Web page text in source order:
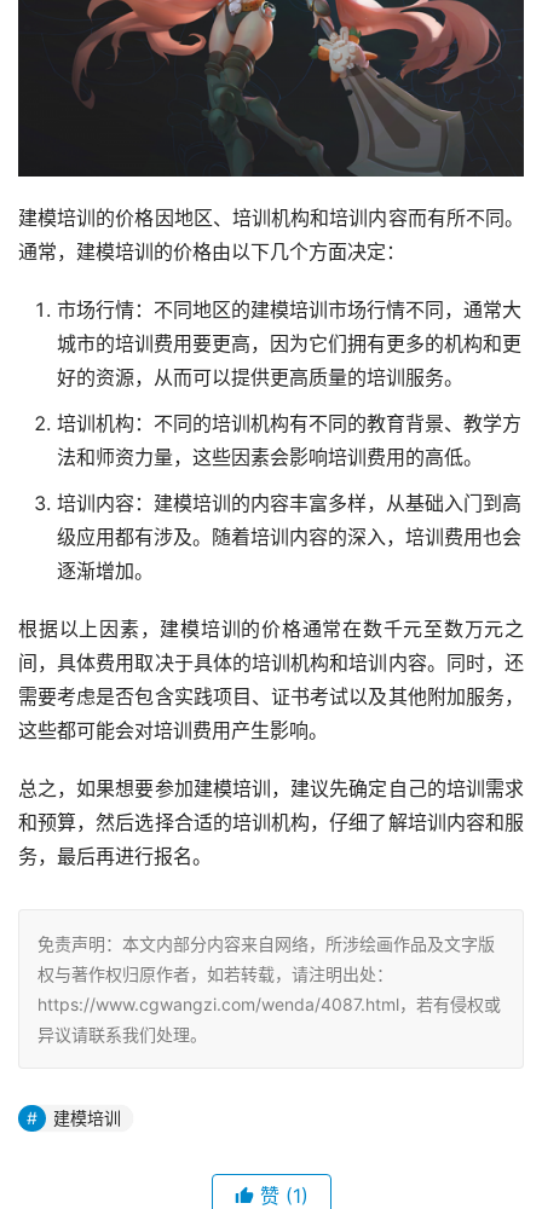
建模培训的价格因地区、培训机构和培训内容而有所不同。
通常，建模培训的价格由以下几个方面决定：
市场行情：不同地区的建模培训市场行情不同，通常大
城市的培训费用要更高，因为它们拥有更多的机构和更
好的资源，从而可以提供更高质量的培训服务。
培训机构：不同的培训机构有不同的教育背景、教学方
法和师资力量，这些因素会影响培训费用的高低。
培训内容：建模培训的内容丰富多样，从基础入门到高
级应用都有涉及。随着培训内容的深入，培训费用也会
逐渐增加。
根据以上因素，建模培训的价格通常在数千元至数万元之
间，具体费用取决于具体的培训机构和培训内容。同时，还
需要考虑是否包含实践项目、证书考试以及其他附加服务，
这些都可能会对培训费用产生影响。
总之，如果想要参加建模培训，建议先确定自己的培训需求
和预算，然后选择合适的培训机构，仔细了解培训内容和服
务，最后再进行报名。
免责声明：本文内部分内容来自网络，所涉绘画作品及文字版
权与著作权归原作者，如若转载，请注明出处：
https://www.cgwangzi.com/wenda/4087.html，若有侵权或
异议请联系我们处理。
建模培训
赞 (1)